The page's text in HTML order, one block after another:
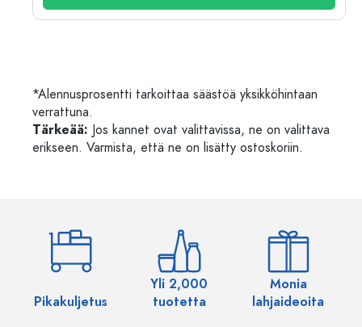
*Alennusprosentti tarkoittaa säästöä yksikköhintaan
verrattuna.
Tärkeää: Jos kannet ovat valittavissa, ne on valittava
erikseen. Varmista, että ne on lisätty ostoskoriin.
Pikakuljetus
Yli 2,000
tuotetta
Monia
lahjaideoita